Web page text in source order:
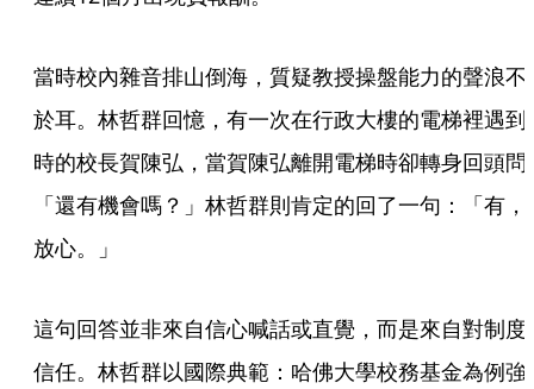
當時校內雜音排山倒海，質疑教授操盤能力的聲浪不
於耳。林哲群回憶，有一次在行政大樓的電梯裡遇到
時的校長賀陳弘，當賀陳弘離開電梯時卻轉身回頭問
「還有機會嗎？」林哲群則肯定的回了一句：「有，
放心。」
這句回答並非來自信心喊話或直覺，而是來自對制度
信任。林哲群以國際典範：哈佛大學校務基金為例強